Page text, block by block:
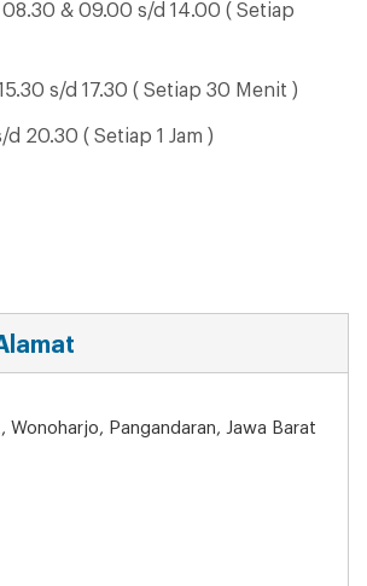
& 09.00 s/d 14.00 ( Setiap
s/d 17.30 ( Setiap 30 Menit )
d 20.30 ( Setiap 1 Jam )
Wonoharjo, Pangandaran, Jawa Barat